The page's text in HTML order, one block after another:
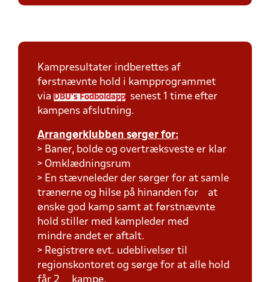
Kampresultater indberettes af
førstnævnte hold i kampprogrammet
via
DBU's Fodboldapp
senest 1 time efter
kampens afslutning.
Arrangørklubben sørger for:
> Baner, bolde og overtræksveste er klar
> Omklædningsrum
> En stævneleder der sørger for at samle
trænerne og hilse på hinanden for at
ønske god kamp samt at førstnævnte
hold stiller med kampleder med
mindre andet er aftalt.
> Registrere evt. udeblivelser til
regionskontoret og sørge for at alle hold
får 2 kampe.